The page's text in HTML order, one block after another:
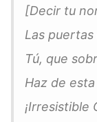
[Decir tu
Las
Tú, que
Haz de
¡Irresistible